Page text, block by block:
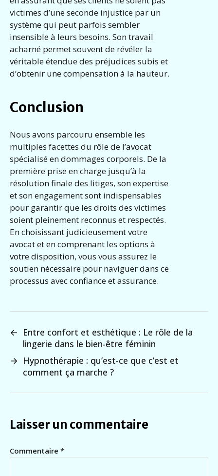
victimes d’une seconde injustice par un
système qui peut parfois sembler
insensible à leurs besoins. Son travail
acharné permet souvent de révéler la
véritable étendue des préjudices subis et
d’obtenir une compensation à la hauteur.
Conclusion
Nous avons parcouru ensemble les
multiples facettes du rôle de l’avocat
spécialisé en dommages corporels. De la
première prise en charge jusqu’à la
résolution finale des litiges, son expertise
et son engagement sont indispensables
pour garantir que les droits des victimes
soient pleinement reconnus et respectés.
En choisissant judicieusement votre
avocat et en comprenant les options à
votre disposition, vous vous assurez le
soutien nécessaire pour naviguer dans ce
processus avec confiance et assurance.
← Entre confort et esthétique : Le rôle de la
lingerie dans le bien-être féminin
→ Hypnothérapie : qu’est-ce que c’est et
comment ça marche ?
Laisser un commentaire
Commentaire *